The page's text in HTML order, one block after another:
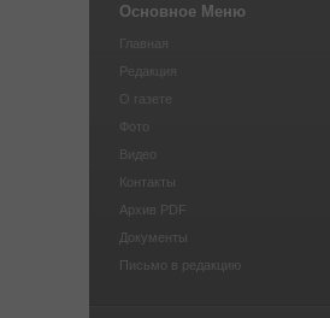
Основное Меню
Главная
Редакция
О газете
Фото
Видео
Контакты
Архив PDF
Документы
Письмо в редакцию